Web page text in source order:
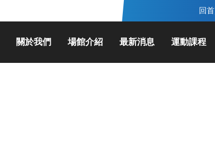
回
關於我們 場館介紹 最新消息 運動課程